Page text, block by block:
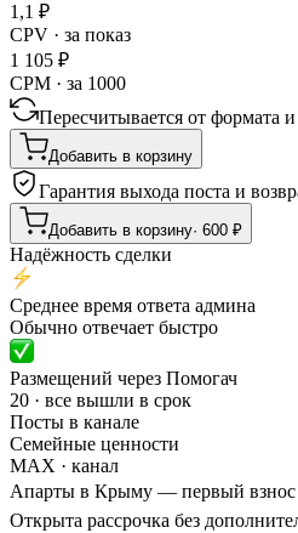
1,1 ₽
CPV · за показ
1 105 ₽
CPM · за 1000
Пересчитывается от формата и
Добавить в корзину
Гарантия выхода поста и
Добавить в корзину· 600 ₽
Надёжность сделки
Среднее время ответа админа
Обычно отвечает быстро
Размещений через Помогач
20 · все вышли в срок
Посты в канале
Семейные ценности
MAX · канал
Апарты в Крыму — первый взнос
Открыта рассрочка без